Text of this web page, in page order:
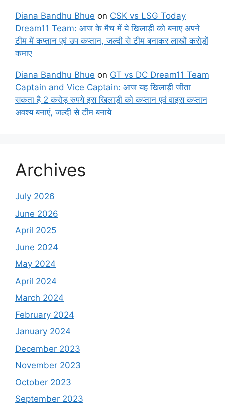
Diana Bandhu Bhue on CSK vs LSG Today
Dream11 Team: आज के मैच में ये खिलाड़ी को बनाए अपने
टीम में कप्तान एवं उप कप्तान, जल्दी से टीम बनाकर लाखों करोड़ों
कमाए
Diana Bandhu Bhue on GT vs DC Dream11 Team
Captain and Vice Captain: आज यह खिलाड़ी जीता
सकता है 2 करोड़ रुपये इस खिलाड़ी को कप्तान एवं वाइस कप्तान
अवश्य बनाएं, जल्दी से टीम बनाये
Archives
July 2026
June 2026
April 2025
June 2024
May 2024
April 2024
March 2024
February 2024
January 2024
December 2023
November 2023
October 2023
September 2023